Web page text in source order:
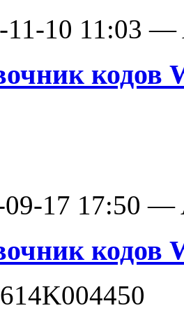
11-10 11:03 —
кодов
09-17 17:50 —
кодов